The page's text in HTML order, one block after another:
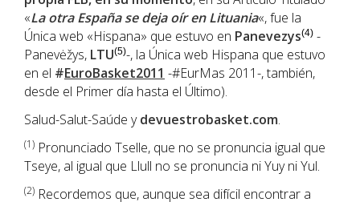
«La otra España se deja oír en Lituania«, fue la
Única web «Hispana» que estuvo en Panevezys(4) -
Panevėžys, LTU(5)-, la Única web Hispana que estuvo
en el #EuroBasket2011 -#EurMas 2011-, también,
desde el Primer día hasta el Último).
Salud-Salut-Saúde ydevuestrobasket.com.
(1) Pronunciado Tselle, que no se pronuncia igual que
Tseye, al igual que Llull no se pronuncia ni Yuy ni Yul.
(2) Recordemos que, aunque sea difícil encontrar a